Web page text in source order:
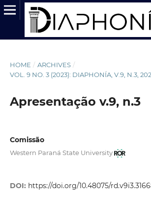
HOME / ARCHIVES /
VOL. 9 NO. 3 (2023): DIAPHONÍA, V.9, N.3,
Apresentação v.9, n.3
Comissão
Western Paraná State University
DOI: https://doi.org/10.48075/